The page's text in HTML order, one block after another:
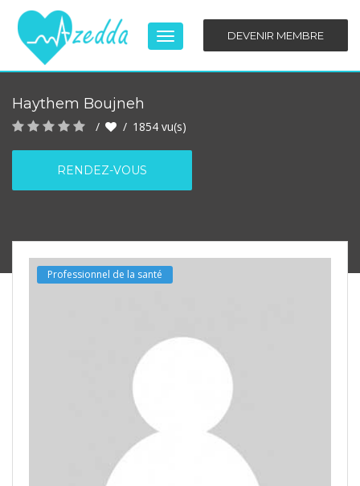
Basculer
la
navigation
DEVENIR MEMBRE
Haythem Boujneh
1854 vu(s)
RENDEZ-VOUS
Professionnel de la santé